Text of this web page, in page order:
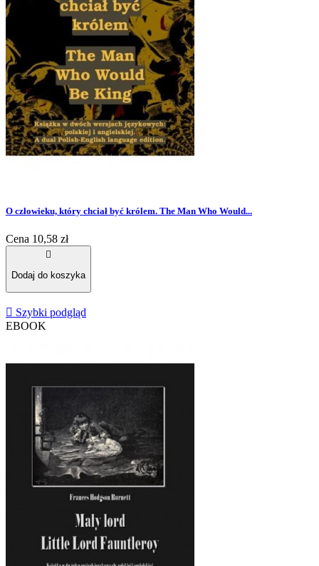
O człowieku, który chciał być królem. The Man Who Would...
Cena 10,58 zł

Dodaj do koszyka
 Szybki podgląd
EBOOK